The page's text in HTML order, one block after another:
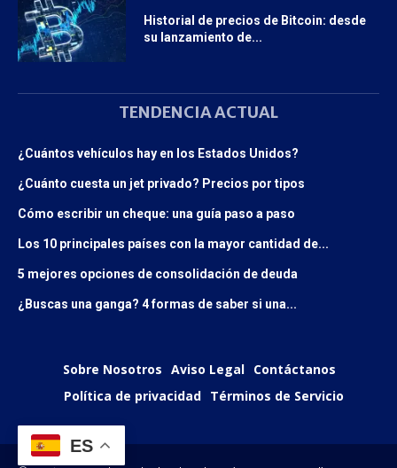
Historial de precios de Bitcoin: desde
su lanzamiento de...
TENDENCIA ACTUAL
¿Cuántos vehículos hay en los Estados Unidos?
¿Cuánto cuesta un jet privado? Precios por tipos
Cómo escribir un cheque: una guía paso a paso
Los 10 principales países con la mayor cantidad de...
5 mejores opciones de consolidación de deuda
¿Buscas una ganga? 4 formas de saber si una...
Sobre Nosotros Aviso Legal Contáctanos
Política de privacidad Términos de Servicio
ES